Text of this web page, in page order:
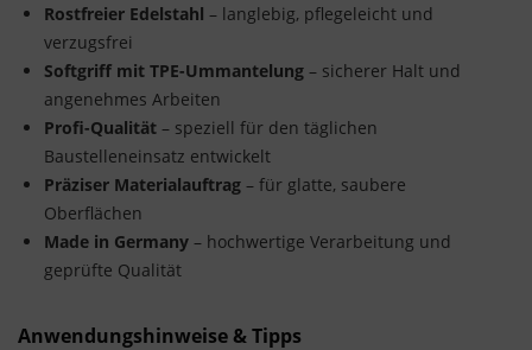
Rostfreier Edelstahl – langlebig, pflegeleicht und
verzugsfrei
Softgriff mit TPE-Ummantelung – sicherer Halt und
angenehmes Arbeiten
Profi-Qualität – speziell für den täglichen
Baustelleneinsatz entwickelt
Präziser Materialauftrag – für glatte, saubere
Oberflächen
Made in Germany – hochwertige Verarbeitung und
geprüfte Qualität
Anwendungshinweise & Tipps